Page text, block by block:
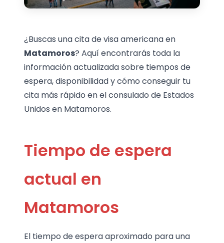
¿Buscas una cita de visa americana en
Matamoros? Aquí encontrarás toda la
información actualizada sobre tiempos de
espera, disponibilidad y cómo conseguir tu
cita más rápido en el consulado de Estados
Unidos en Matamoros.
Tiempo de espera
actual en
Matamoros
El tiempo de espera aproximado para una